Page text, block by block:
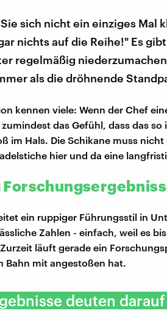
sich nicht ein einziges Mal
nichts auf die Reihe!" Es
regelmäßig
als die dröhnende
kennen viele: Wenn der Chef
das Gefühl, dass das
im Hals. Die Schikane muss
hier und da eine
ein ruppiger Führungsstil in
Zahlen - einfach, weil es
läuft gerade ein
Bahn mit angestoßen hat.
deuten